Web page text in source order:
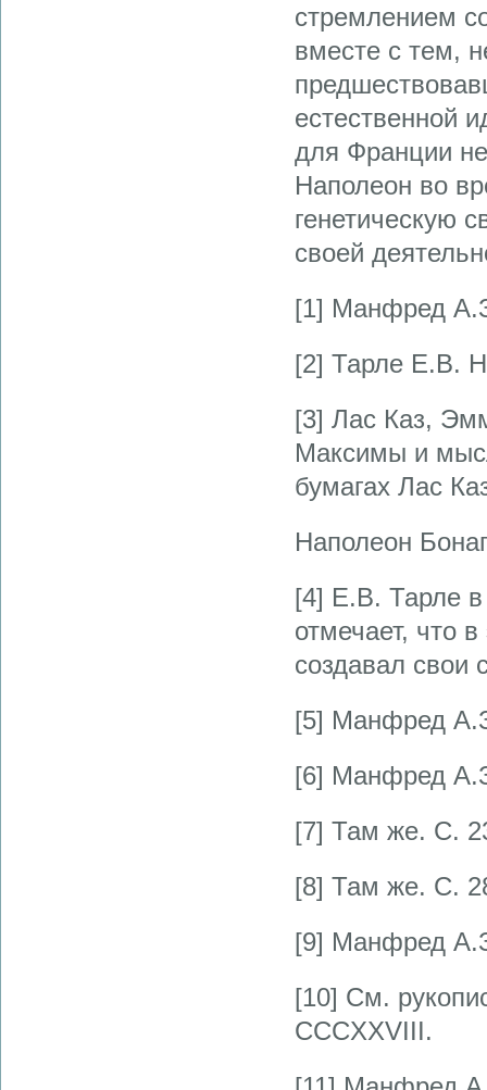
стремлением
вместе с тем,
естественной
для Франции
Наполеон во
генетическую
своей
[1] Манфред
[2] Тарле Е.В.
[3] Лас Каз,
Максимы и
бумагах Лас
Наполеон
[4] Е.В. Тарле в
отмечает, что
создавал свои
[5] Манфред
[6] Манфред
[7] Там же. С.
[8] Там же. С.
[9] Манфред
[10] См.
CCCXXVIII.